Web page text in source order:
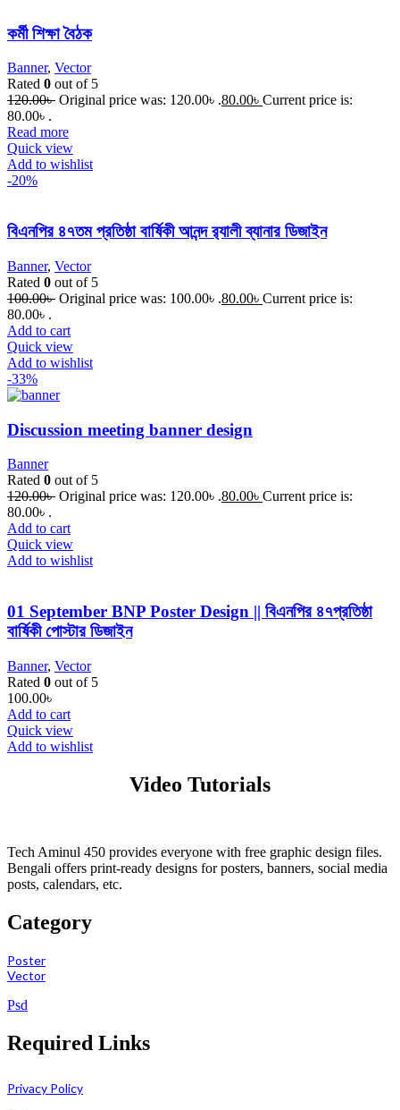
কর্মী শিক্ষা বৈঠক
Banner, Vector
Rated 0 out of 5
120.00৳ Original price was: 120.00৳ .80.00৳ Current price is:
80.00৳ .
Read more
Quick view
Add to wishlist
-20%
বিএনপির ৪৭তম প্রতিষ্ঠা বার্ষিকী আনন্দ র‌্যালী ব্যানার ডিজাইন
Banner, Vector
Rated 0 out of 5
100.00৳ Original price was: 100.00৳ .80.00৳ Current price is:
80.00৳ .
Add to cart
Quick view
Add to wishlist
-33%
Discussion meeting banner design
Banner
Rated 0 out of 5
120.00৳ Original price was: 120.00৳ .80.00৳ Current price is:
80.00৳ .
Add to cart
Quick view
Add to wishlist
01 September BNP Poster Design || বিএনপির ৪৭প্রতিষ্ঠা
বার্ষিকী পোস্টার ডিজাইন
Banner, Vector
Rated 0 out of 5
100.00৳
Add to cart
Quick view
Add to wishlist
Video Tutorials
Tech Aminul 450 provides everyone with free graphic design files.
Bengali offers print-ready designs for posters, banners, social media
posts, calendars, etc.
Category
Poster
Vector
Psd
Required Links
Privacy Policy